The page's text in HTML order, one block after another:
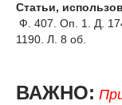
Статьи,
Ф. 407. Оп. 1. Д.
1190. Л. 8 об.
ВАЖНО: